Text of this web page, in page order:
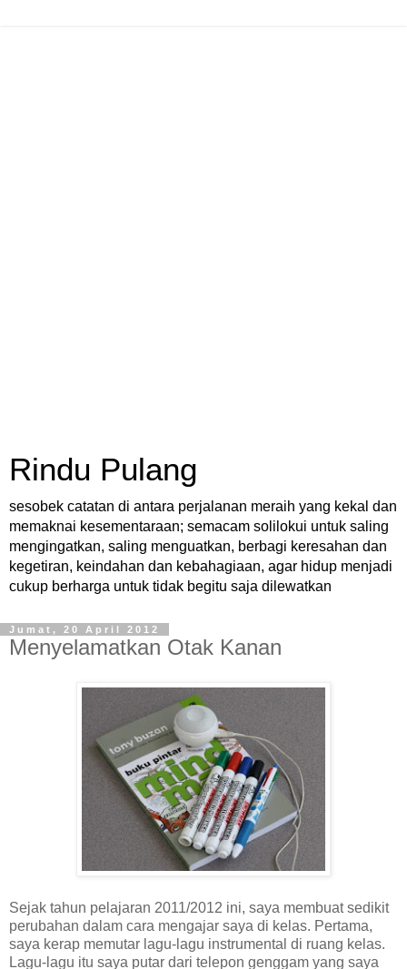
Rindu Pulang
sesobek catatan di antara perjalanan meraih yang kekal dan
memaknai kesementaraan; semacam solilokui untuk saling
mengingatkan, saling menguatkan, berbagi keresahan dan
kegetiran, keindahan dan kebahagiaan, agar hidup menjadi
cukup berharga untuk tidak begitu saja dilewatkan
Jumat, 20 April 2012
Menyelamatkan Otak Kanan
Sejak tahun pelajaran 2011/2012 ini, saya membuat sedikit
perubahan dalam cara mengajar saya di kelas. Pertama,
saya kerap memutar lagu-lagu instrumental di ruang kelas.
Lagu-lagu itu saya putar dari telepon genggam yang saya